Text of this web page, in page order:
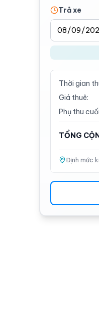
Trả xe
Thời gian
Giá thuê:
Phụ thu
TỔNG
Định mức